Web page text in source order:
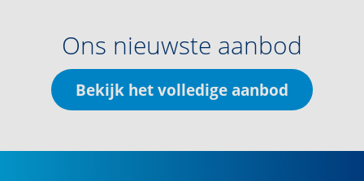
Ons nieuwste aanbod
Bekijk het volledige aanbod